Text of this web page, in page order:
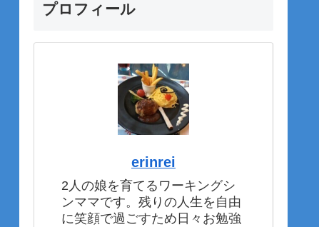
プロフィール
erinrei
2人の娘を育てるワーキングシ
ンママです。残りの人生を自由
に笑顔で過ごすため日々お勉強